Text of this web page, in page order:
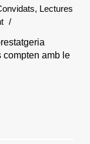
, Lectures
/
compten amb le